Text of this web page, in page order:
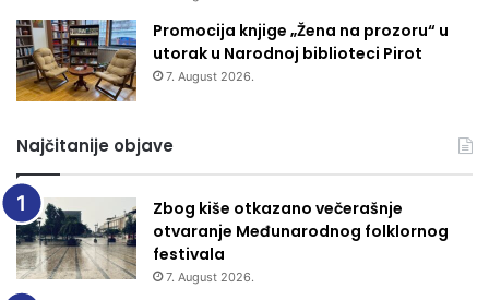
Promocija knjige „Žena na prozoru“ u
utorak u Narodnoj biblioteci Pirot
7. August 2026.
Najčitanije objave
Zbog kiše otkazano večerašnje
otvaranje Međunarodnog folklornog
festivala
7. August 2026.